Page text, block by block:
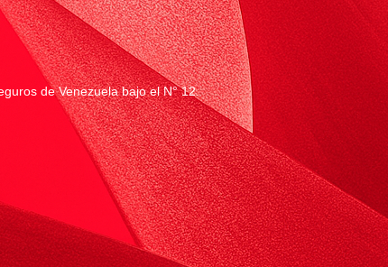
de Venezuela bajo el N° 12.